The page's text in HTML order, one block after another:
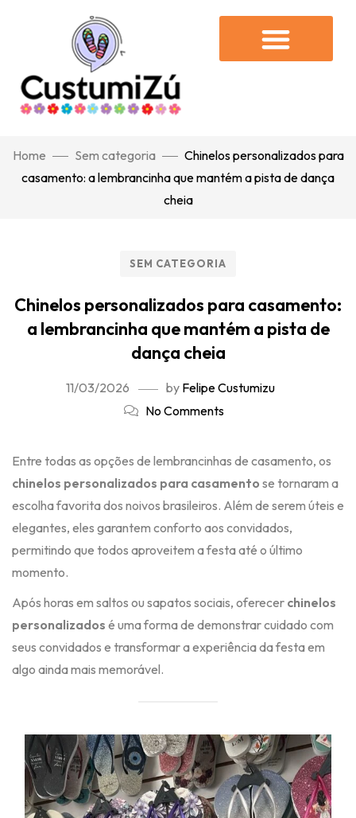
Home Sem categoria
Chinelos personalizados para
casamento: a lembrancinha que mantém a pista de dança
cheia
SEM CATEGORIA
Chinelos personalizados para casamento:
a lembrancinha que mantém a pista de
dança cheia
11/03/2026 by Felipe Custumizu
No Comments
Entre todas as opções de lembrancinhas de casamento, os
chinelos personalizados para casamento se tornaram a
escolha favorita dos noivos brasileiros. Além de serem úteis e
elegantes, eles garantem conforto aos convidados,
permitindo que todos aproveitem a festa até o último
momento.
Após horas em saltos ou sapatos sociais, oferecer chinelos
personalizados é uma forma de demonstrar cuidado com
seus convidados e transformar a experiência da festa em
algo ainda mais memorável.